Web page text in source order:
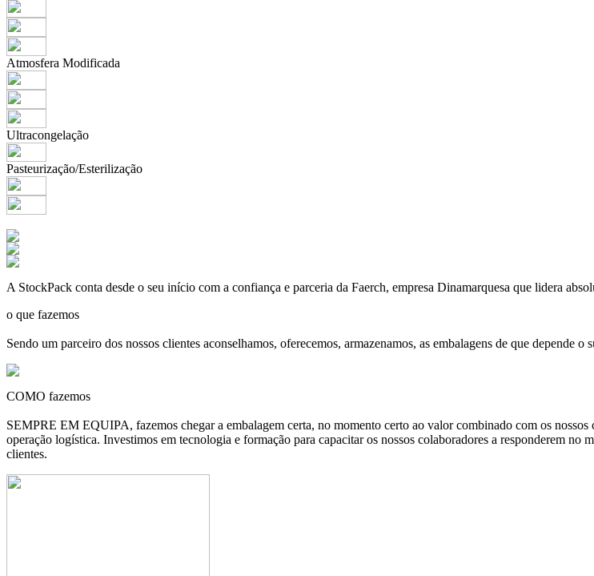
Atmosfera Modificada
Ultracongelação
Pasteurização/Esterilização
A StockPack conta desde o seu início com a confiança e parceria da Faerch, empresa Dinamarquesa que lidera
o que fazemos
Sendo um parceiro dos nossos clientes aconselhamos, oferecemos, armazenamos, as embalagens de que depende o
COMO fazemos
SEMPRE EM EQUIPA, fazemos chegar a embalagem certa, no momento certo ao valor combinado com os
operação logística. Investimos em tecnologia e formação para capacitar os nossos colaboradores a responderem no
clientes.